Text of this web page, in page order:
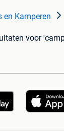
en Kamperen
voor